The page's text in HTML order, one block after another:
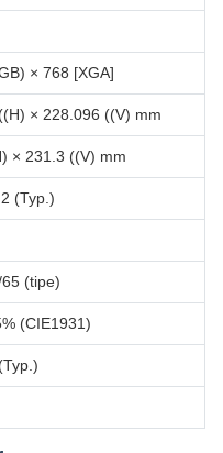
× 768 [XGA]
× 228.096 ((V) mm
× 231.3 ((V) mm
(Typ.)
(tipe)
(CIE1931)